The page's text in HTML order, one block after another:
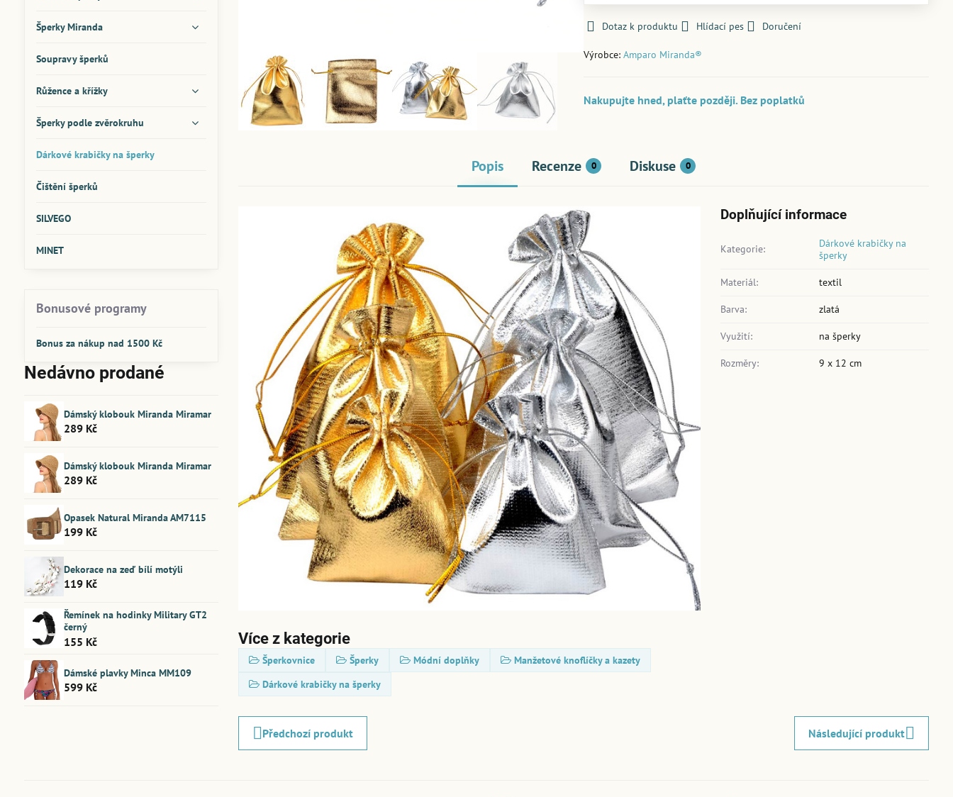
Dotaz k produktu Hlídací pes Doručení
Výrobce:Amparo Miranda®
Nakupujte hned, plaťte později. Bez poplatků
Popis Recenze 0 Diskuse 0
Více z kategorie
Šperkovnice Šperky Módní doplňky
Manžetové knoflíčky a kazety
Dárkové krabičky na šperky
Doplňující informace
Kategorie:
Dárkové krabičky na
šperky
Materiál: textil
Barva: zlatá
Využití: na šperky
Rozměry: 9 x 12 cm
Předchozí produkt Následující produkt
Šperky Miranda
Soupravy šperků
Růžence a křížky
Šperky podle zvěrokruhu
Dárkové krabičky na šperky
Čištění šperků
SILVEGO
MINET
Bonusové programy
Bonus za nákup nad 1500 Kč
Nedávno prodané
Dámský klobouk Miranda Miramar
289 Kč
Dámský klobouk Miranda Miramar
289 Kč
Opasek Natural Miranda AM7115
199 Kč
Dekorace na zeď bílí motýli
119 Kč
Řemínek na hodinky Military GT2
černý
155 Kč
Dámské plavky Minca MM109
599 Kč